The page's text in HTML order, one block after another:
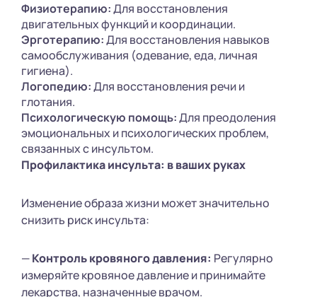
Физиотерапию:Для восстановления
двигательных функций и координации.
Эрготерапию:Для восстановления навыков
самообслуживания (одевание, еда, личная
гигиена).
Логопедию:Для восстановления речи и
глотания.
Психологическую помощь:Для преодоления
эмоциональных и психологических проблем,
связанных с инсультом.
Профилактика инсульта: в ваших руках
Изменение образа жизни может значительно
снизить риск инсульта:
—Контроль кровяного давления: Регулярно
измеряйте кровяное давление и принимайте
лекарства, назначенные врачом.